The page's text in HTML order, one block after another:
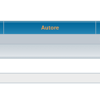
Autore